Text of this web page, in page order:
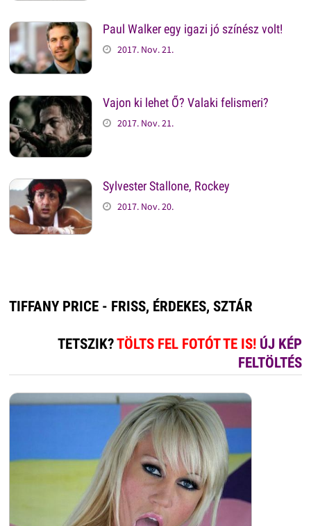
Paul Walker egy igazi jó színész volt!
2017. Nov. 21.
Vajon ki lehet Ő? Valaki felismeri?
2017. Nov. 21.
Sylvester Stallone, Rockey
2017. Nov. 20.
TIFFANY PRICE - FRISS, ÉRDEKES, SZTÁR
TETSZIK?TÖLTS FEL FOTÓT TE IS! ÚJ KÉP
FELTÖLTÉS